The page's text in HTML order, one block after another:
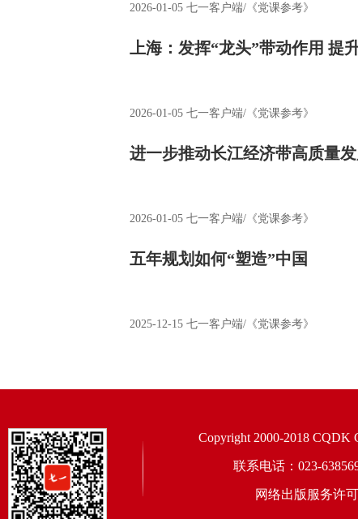
2026-01-05 七一客户端/《党课参考》
上海：发挥“龙头”带动作用 提
2026-01-05 七一客户端/《党课参考》
进一步推动长江经济带高质量
2026-01-05 七一客户端/《党课参考》
五年规划如何“塑造”中国
2025-12-15 七一客户端/《党课参考》
Copyright 2000-2018 CQDK
联系电话：023-
网络出版服务许